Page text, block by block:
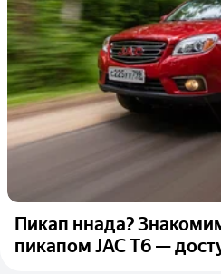
Пикап ннада?
пикапом JAC T6 —